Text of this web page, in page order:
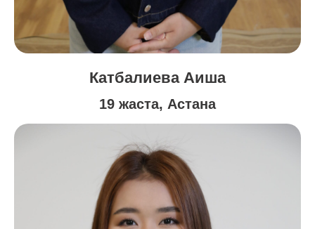
Катбалиева Аиша
19 жаста, Астана